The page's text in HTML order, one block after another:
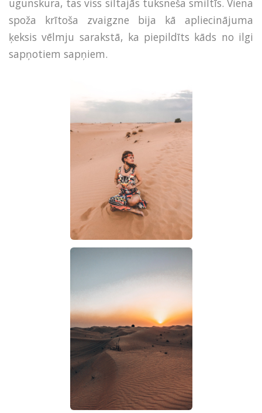
ugunskura, tas viss siltajās tuksneša smiltīs. Viena
spoža krītoša zvaigzne bija kā apliecinājuma
ķeksis vēlmju sarakstā, ka piepildīts kāds no ilgi
sapņotiem sapņiem.